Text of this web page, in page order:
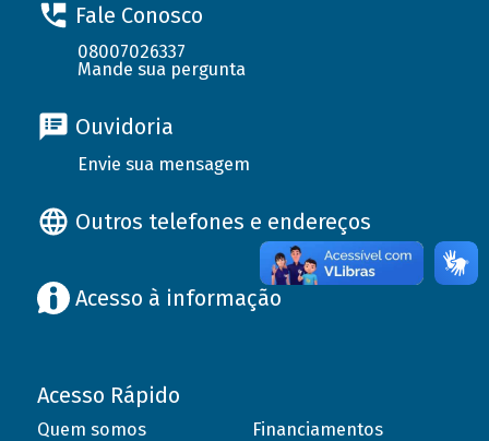
Fale Conosco
08007026337
Mande sua pergunta
Ouvidoria
Envie sua mensagem
Outros telefones e endereços
Acesso à informação
Acesso Rápido
Quem somos
Financiamentos